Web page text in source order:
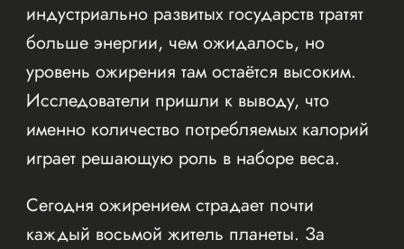
индустриально развитых государств тратят
больше энергии, чем ожидалось, но
уровень ожирения там остаётся высоким.
Исследователи пришли к выводу, что
именно количество потребляемых калорий
играет решающую роль в наборе веса.
Сегодня ожирением страдает почти
каждый восьмой житель планеты. За